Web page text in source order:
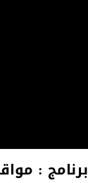
برنامج :